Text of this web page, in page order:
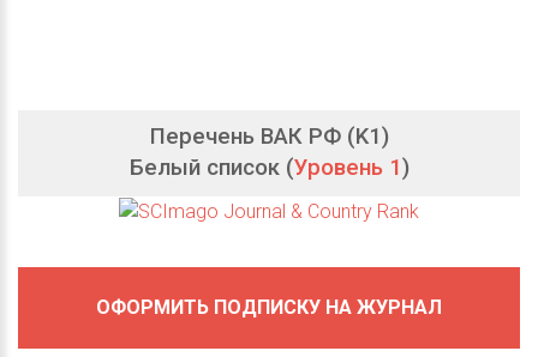
Перечень ВАК РФ (K1)
Белый список (Уровень 1)
ОФОРМИТЬ ПОДПИСКУ НА ЖУРНАЛ